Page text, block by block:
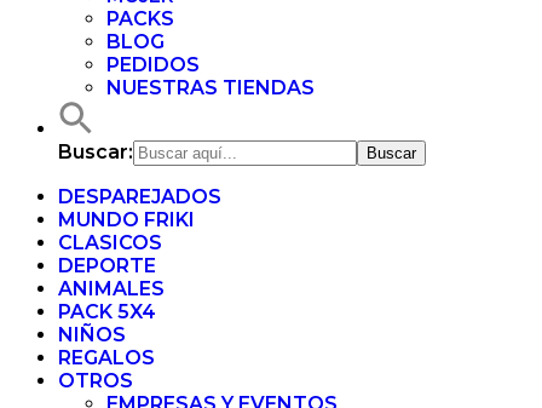
PACKS
BLOG
PEDIDOS
NUESTRAS TIENDAS
Buscar:
DESPAREJADOS
MUNDO FRIKI
CLASICOS
DEPORTE
ANIMALES
PACK 5X4
NIÑOS
REGALOS
OTROS